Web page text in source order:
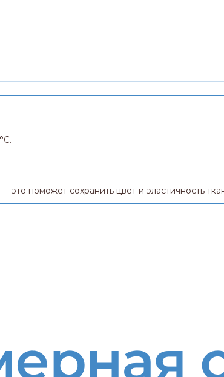
поможет сохранить цвет и эластичность